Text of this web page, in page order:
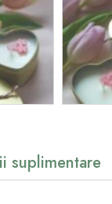
suplimentare